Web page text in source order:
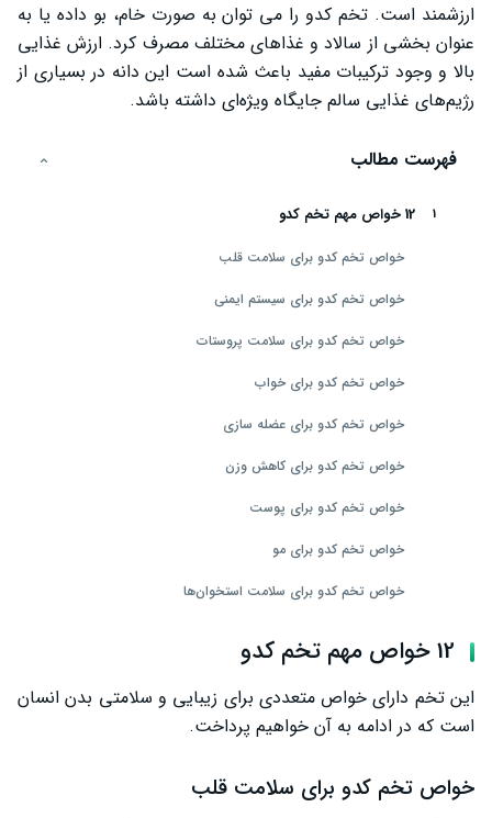
ارزشمند است. تخم کدو را می ‌توان به صورت خام، بو داده یا به
عنوان بخشی از سالاد و غذاهای مختلف مصرف کرد. ارزش غذایی
بالا و وجود ترکیبات مفید باعث شده است این دانه در بسیاری از
رژیم‌های غذایی سالم جایگاه ویژه‌ای داشته باشد.
فهرست مطالب
12 خواص مهم تخم کدو
خواص تخم کدو برای سلامت قلب
خواص تخم کدو برای سیستم ایمنی
خواص تخم کدو برای سلامت پروستات
خواص تخم کدو برای خواب
خواص تخم کدو برای عضله سازی
خواص تخم کدو برای کاهش وزن
خواص تخم کدو برای پوست
خواص تخم کدو برای مو
خواص تخم کدو برای سلامت استخوان‌ها
خواص تخم کدو برای مردان
بهترین زمان مصرف تخم کدو
12 خواص مهم تخم کدو
این تخم دارای خواص متعددی برای زیبایی و سلامتی بدن انسان
است که در ادامه به آن خواهیم پرداخت.
خواص تخم کدو برای سلامت قلب